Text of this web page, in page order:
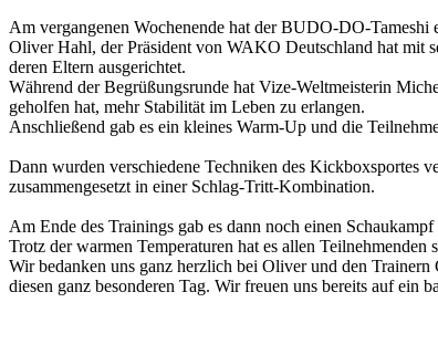
Am vergangenen Wochenende hat der BUDO-DO-
Oliver Hahl, der Präsident von WAKO Deutschland hat mit
deren Eltern ausgerichtet.
Während der Begrüßungsrunde hat Vize-Weltmeisterin
geholfen hat, mehr Stabilität im Leben zu erlangen.
Anschließend gab es ein kleines Warm-Up und die
Dann wurden verschiedene Techniken des Kickboxsportes
zusammengesetzt in einer Schlag-Tritt-Kombination.
Am Ende des Trainings gab es dann noch einen
Trotz der warmen Temperaturen hat es allen
Wir bedanken uns ganz herzlich bei Oliver und den
diesen ganz besonderen Tag. Wir freuen uns bereits auf ein